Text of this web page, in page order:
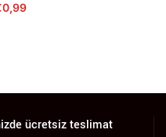
0,99
ücretsiz teslimat